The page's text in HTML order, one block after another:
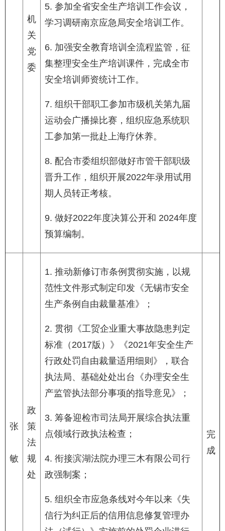
机
关
党
委
5. 参加全省安全生产培训工作会议，
学习调研南京应急局安全培训工作。
6. 加强安全教育培训全流程监管，征
集整理安全生产培训课件，完成全市
安全培训师资统计工作。
7. 组织干部职工参加市级机关第九届
运动会广播操比赛，组织应急系统职
工参加第一批赴上海疗休养。
8. 配合市委组织部做好市管干部职级
晋升工作，组织开展2022年录用试用
期人员转正考核。
9. 做好2022年度决算公开和 2024年度
预算编制。
张
敏
政
策
法
规
处
1. 推动新修订市条例贯彻实施，以规
范性文件形式制定印发《无锡市安全
生产条例自由裁量基准》；
2. 贯彻《工贸企业重大事故隐患判定
标准（2017版）》《2021年安全生产
行政处罚自由裁量适用细则》，联合
执法局、基础处处出台《办理安全生
产监管执法部分事项的指导意见》；
3. 筹备迎检市司法局开展综合执法重
点领域行政执法检查；
4. 衔接滨湖法院办理三木有限公司行
政强制案；
5. 组织全市应急条线对今年以来《失
信行为纠正后的信用信息修复管理办
完
成